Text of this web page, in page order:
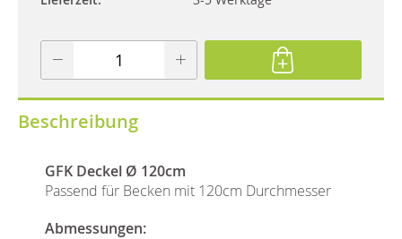
Beschreibung
GFK Deckel Ø 120cm
Passend für Becken mit 120cm Durchmesser
Abmessungen: